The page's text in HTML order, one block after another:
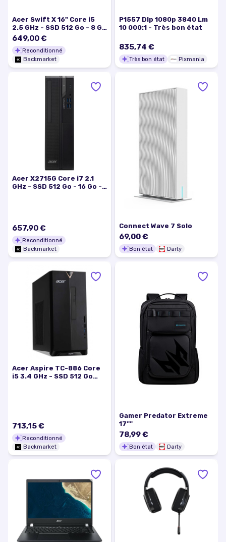
Acer Swift X 16" Core i5
2.5 GHz - SSD 512 Go - 8 Go
QWERTY - Italien
649,00 €
Reconditionné
Backmarket
P1557 Dlp 1080p 3840 Lm
10 000:1 - Très bon état
835,74 €
Très bon état Pixmania
Acer X2715G Core i7 2.1
GHz - SSD 512 Go - 16 Go -
657,90 €
Reconditionné
Backmarket
Connect Wave 7 Solo
69,00 €
Bon état Darty
Acer Aspire TC-886 Core
i5 3.4 GHz - SSD 512 Go
713,15 €
Reconditionné
Backmarket
Gamer Predator Extreme
17''''
78,99 €
Bon état Darty